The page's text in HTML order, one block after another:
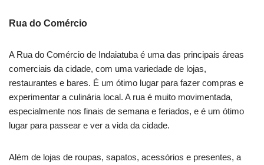
Rua do Comércio
A Rua do Comércio de Indaiatuba é uma das principais áreas
comerciais da cidade, com uma variedade de lojas,
restaurantes e bares. É um ótimo lugar para fazer compras e
experimentar a culinária local. A rua é muito movimentada,
especialmente nos finais de semana e feriados, e é um ótimo
lugar para passear e ver a vida da cidade.
Além de lojas de roupas, sapatos, acessórios e presentes, a